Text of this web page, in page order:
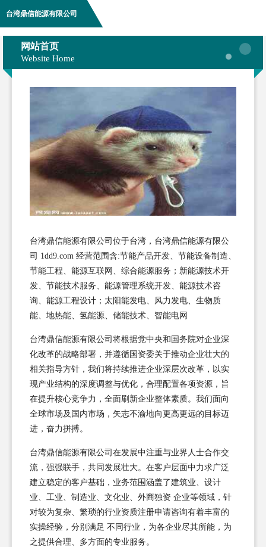
台湾鼎信能源有限公司
网站首页
Website Home
台湾鼎信能源有限公司位于台湾，台湾鼎信能源有限公
司 1dd9.com 经营范围含:节能产品开发、节能设备制造、
节能工程、能源互联网、综合能源服务；新能源技术开
发、节能技术服务、能源管理系统开发、能源技术咨
询、能源工程设计；太阳能发电、风力发电、生物质
能、地热能、氢能源、储能技术、智能电网
台湾鼎信能源有限公司将根据党中央和国务院对企业深
化改革的战略部署，并遵循国资委关于推动企业壮大的
相关指导方针，我们将持续推进企业深层次改革，以实
现产业结构的深度调整与优化，合理配置各项资源，旨
在提升核心竞争力，全面刷新企业整体素质。我们面向
全球市场及国内市场，矢志不渝地向更高更远的目标迈
进，奋力拼搏。
台湾鼎信能源有限公司在发展中注重与业界人士合作交
流，强强联手，共同发展壮大。在客户层面中力求广泛
建立稳定的客户基础，业务范围涵盖了建筑业、设计
业、工业、制造业、文化业、外商独资 企业等领域，针
对较为复杂、繁琐的行业资质注册申请咨询有着丰富的
实操经验，分别满足 不同行业，为各企业尽其所能，为
之提供合理、多方面的专业服务。